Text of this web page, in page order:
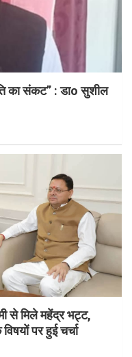
का संकट” : डाo सुशील
से मिले महेंद्र भट्ट,
पर हुई चर्चा